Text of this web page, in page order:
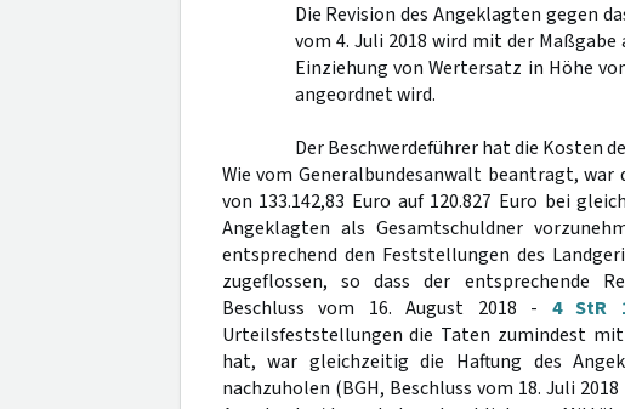
Die Revision des Angeklagten gegen
vom 4. Juli 2018 wird mit der
Einziehung von Wertersatz in Höhe
angeordnet wird.
Der Beschwerdeführer hat die Kosten
Wie vom Generalbundesanwalt beantragt, war
von 133.142,83 Euro auf 120.827 Euro bei
Angeklagten als Gesamtschuldner
entsprechend den Feststellungen des
zugeflossen, so dass der entsprechende
Beschluss vom 16. August 2018 - 4 StR
Urteilsfeststellungen die Taten zumindest
hat, war gleichzeitig die Haftung des
nachzuholen (BGH, Beschluss vom 18. Juli 2018